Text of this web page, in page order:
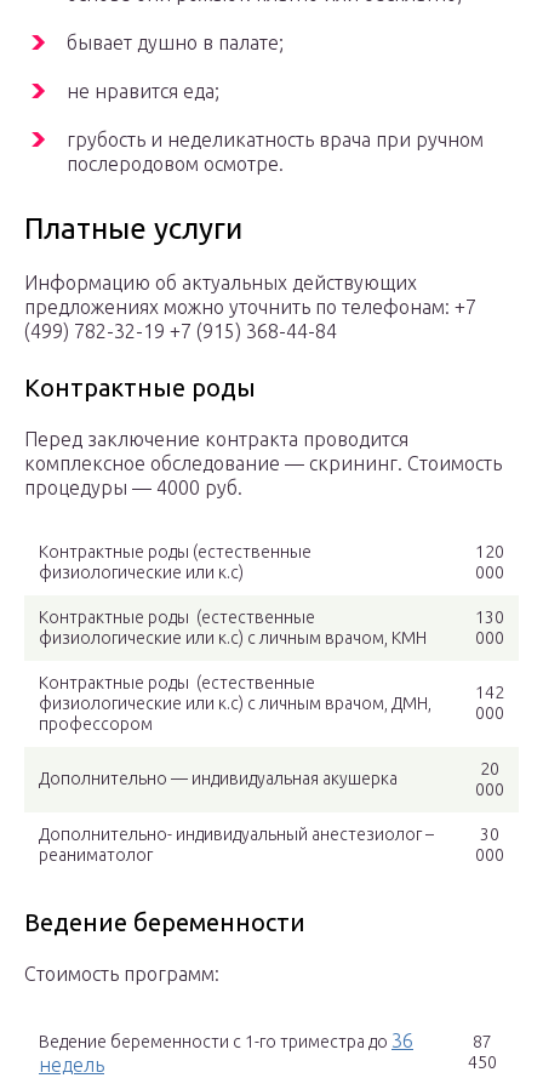
бывает душно в палате;
не нравится еда;
грубость и неделикатность врача при ручном
послеродовом осмотре.
Платные услуги
Информацию об актуальных действующих
предложениях можно уточнить по телефонам: +7
(499) 782-32-19 +7 (915) 368-44-84
Контрактные роды
Перед заключение контракта проводится
комплексное обследование — скрининг. Стоимость
процедуры — 4000 руб.
Контрактные роды (естественные
физиологические или к.с)
120
000
Контрактные роды (естественные
физиологические или к.с) с личным врачом, КМН
130
000
Контрактные роды (естественные
физиологические или к.с) с личным врачом, ДМН,
профессором
142
000
Дополнительно — индивидуальная акушерка
20
000
Дополнительно- индивидуальный анестезиолог –
реаниматолог
30
000
Ведение беременности
Стоимость программ:
Ведение беременности с 1-го триместра до 36
недель
87
450